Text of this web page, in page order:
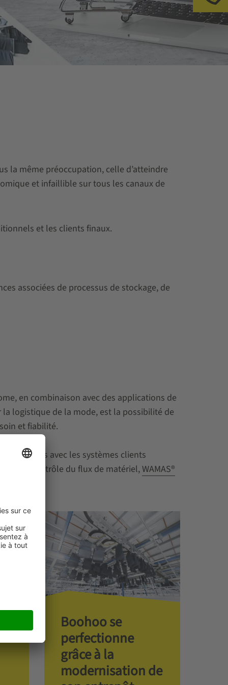
la même préoccupation, celle d’atteindre
et infaillible sur tous les canaux de
et les clients finaux.
associées de processus de stockage, de
en combinaison avec des applications de
logistique de la mode, est la possibilité de
et fiabilité.
optimales avec les systèmes clients
et le contrôle du flux de matériel,WAMAS®
Boohoo se
perfectionne
grâce à la
modernisation de